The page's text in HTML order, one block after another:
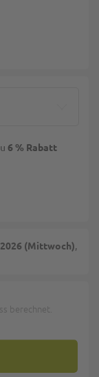
6 % Rabatt
(Mittwoch),
berechnet.